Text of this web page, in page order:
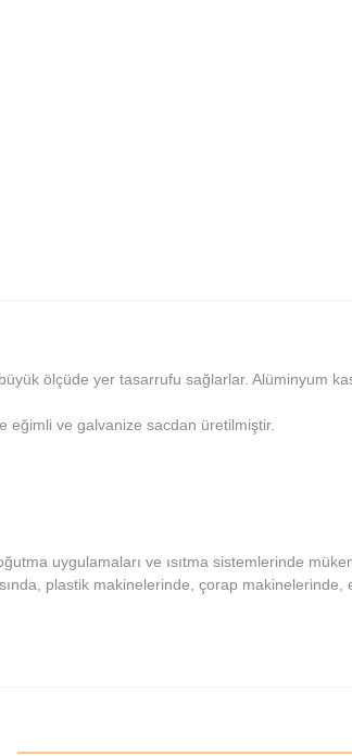
ölçüde yer tasarrufu sağlarlar. Alüminyum
eğimli ve galvanize sacdan üretilmiştir.
uygulamaları ve ısıtma sistemlerinde
plastik makinelerinde, çorap makinelerinde,